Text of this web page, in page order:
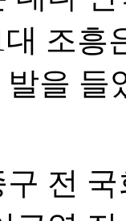
조흥
을 들
전